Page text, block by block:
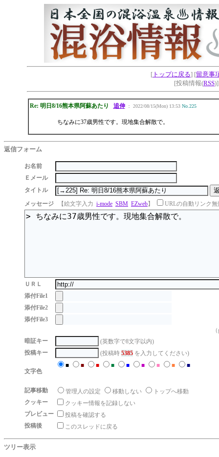
[ トップに戻る] [留意事
[投稿情報(RSS
Re: 明日8/16熊本県阿蘇あたり 追伸： 2022/08/15(Mon) 13:53 No.225
ちなみに37歳男性です。現地集合解散で。
返信フォーム
お名前
Ｅメール
タイトル
メッセージ
【絵文字入力 i-mode SBM EZweb】 URLの自動リンク無
ＵＲＬ
添付File1
添付File2
添付File3
暗証キー
(英数字で8文字以内)
投稿キー
(投稿時 5385 を入力してください)
文字色
■ ■ ■ ■ ■ ■ ■ ■ ■
記事移動 管理人の設定 移動しない
トップへ移動
クッキー
クッキー情報を記録しない
プレビュー
投稿を確認する
投稿後
このスレッドに戻る
ツリー表示